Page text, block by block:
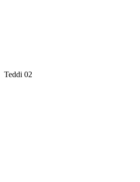
Teddi 02